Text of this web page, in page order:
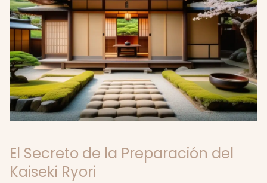
El Secreto de la Preparación del
Kaiseki Ryori